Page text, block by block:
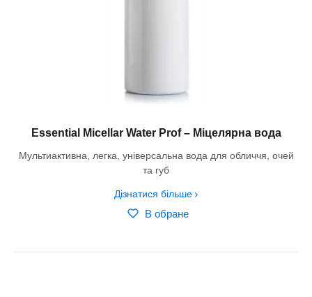
Essential Micellar Water Prof – Міцелярна вода
Мультиактивна, легка, універсальна вода для обличчя, очей
та губ
Дізнатися більше
В обране